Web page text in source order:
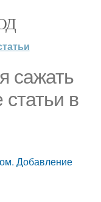
сажать
в
Добавление